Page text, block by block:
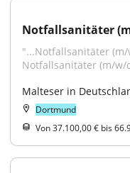
Notfallsanitäter
"...Notfallsanitäter
Notfallsanitäter (m/w/
Malteser in
Dortmund
Von 37.100,00 € bis